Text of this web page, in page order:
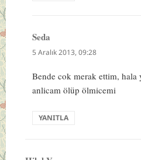
Seda
ki:
5 Aralık 2013, 09:28
Bende cok merak ettim, hala
anlicam ölüp ölmicemi
YANITLA